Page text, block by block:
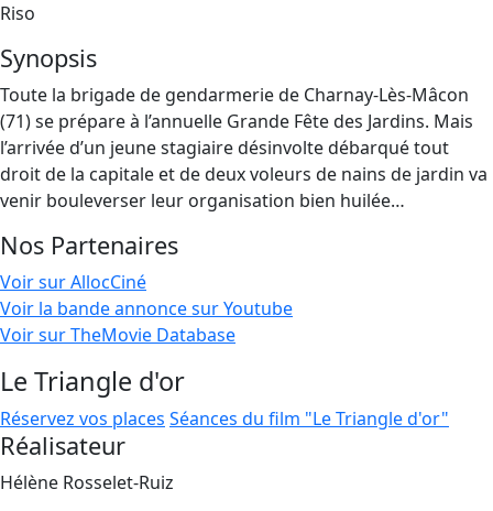
Riso
Synopsis
Toute la brigade de gendarmerie de Charnay-Lès-Mâcon
(71) se prépare à l’annuelle Grande Fête des Jardins. Mais
l’arrivée d’un jeune stagiaire désinvolte débarqué tout
droit de la capitale et de deux voleurs de nains de jardin va
venir bouleverser leur organisation bien huilée…
Nos Partenaires
Voir sur AllocCiné
Voir la bande annonce sur Youtube
Voir sur TheMovie Database
Le Triangle d'or
Réservez vos places Séances du film "Le Triangle d'or"
Réalisateur
Hélène Rosselet-Ruiz